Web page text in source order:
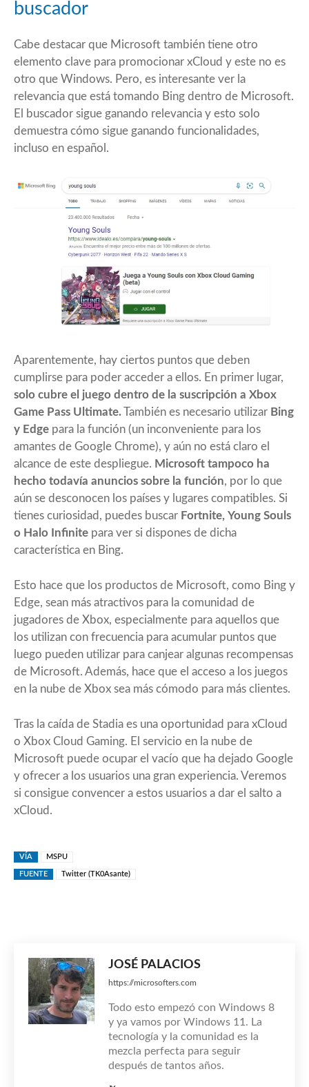
buscador
Cabe destacar que Microsoft también tiene otro
elemento clave para promocionar xCloud y este no es
otro que Windows. Pero, es interesante ver la
relevancia que está tomando Bing dentro de Microsoft.
El buscador sigue ganando relevancia y esto solo
demuestra cómo sigue ganando funcionalidades,
incluso en español.
Aparentemente, hay ciertos puntos que deben
cumplirse para poder acceder a ellos. En primer lugar,
solo cubre el juego dentro de la suscripción a Xbox
Game Pass Ultimate.También es necesario utilizar Bing
y Edge para la función (un inconveniente para los
amantes de Google Chrome), y aún no está claro el
alcance de este despliegue. Microsoft tampoco ha
hecho todavía anuncios sobre la función, por lo que
aún se desconocen los países y lugares compatibles. Si
tienes curiosidad, puedes buscar Fortnite, Young Souls
o Halo Infinite para ver si dispones de dicha
característica en Bing.
Esto hace que los productos de Microsoft, como Bing y
Edge, sean más atractivos para la comunidad de
jugadores de Xbox, especialmente para aquellos que
los utilizan con frecuencia para acumular puntos que
luego pueden utilizar para canjear algunas recompensas
de Microsoft. Además, hace que el acceso a los juegos
en la nube de Xbox sea más cómodo para más clientes.
Tras la caída de Stadia es una oportunidad para xCloud
o Xbox Cloud Gaming. El servicio en la nube de
Microsoft puede ocupar el vacío que ha dejado Google
y ofrecer a los usuarios una gran experiencia. Veremos
si consigue convencer a estos usuarios a dar el salto a
xCloud.
VÍA MSPU
FUENTE Twitter (TK0Asante)
JOSÉ PALACIOS
https://microsofters.com
Todo esto empezó con Windows 8
y ya vamos por Windows 11. La
tecnología y la comunidad es la
mezcla perfecta para seguir
después de tantos años.